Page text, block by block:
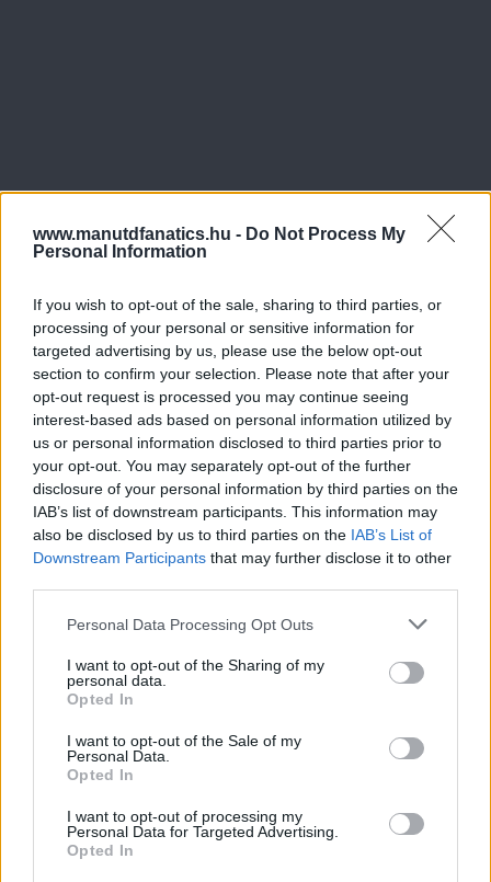
www.manutdfanatics.hu - Do Not Process My
Personal Information
If you wish to opt-out of the sale, sharing to third parties, or
processing of your personal or sensitive information for
targeted advertising by us, please use the below opt-out
section to confirm your selection. Please note that after your
opt-out request is processed you may continue seeing
interest-based ads based on personal information utilized by
us or personal information disclosed to third parties prior to
your opt-out. You may separately opt-out of the further
disclosure of your personal information by third parties on the
IAB’s list of downstream participants. This information may
also be disclosed by us to third parties on the IAB’s List of
Downstream Participants that may further disclose it to other
Please note that this website/app uses one or more Google
not limited to your visit or usage behaviour. You may click to
grant or deny consent to Google and its third-party tags to
use your data for below specified purposes in below Google
consent section.
Personal Data Processing Opt Outs
I want to opt-out of the Sharing of my
personal data.
Opted In
I want to opt-out of the Sale of my
Personal Data.
Opted In
I want to opt-out of processing my
Personal Data for Targeted Advertising.
Opted In